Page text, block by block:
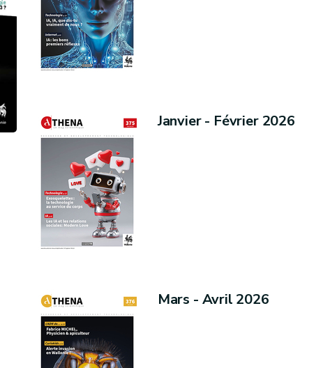
Janvier - Février 2026
Mars - Avril 2026